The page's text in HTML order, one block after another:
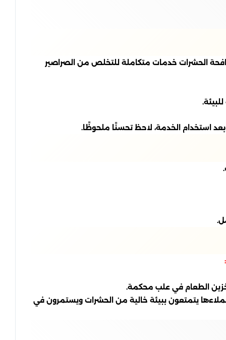
الحشرات خدمات متكاملة للتخلص من الصراصير
استخدام الخدمة، لاحظ تحسنًا ملحوظًا.
الطعام في علب محكمة.
يتمتعون ببيئة خالية من الحشرات ويستمرون في